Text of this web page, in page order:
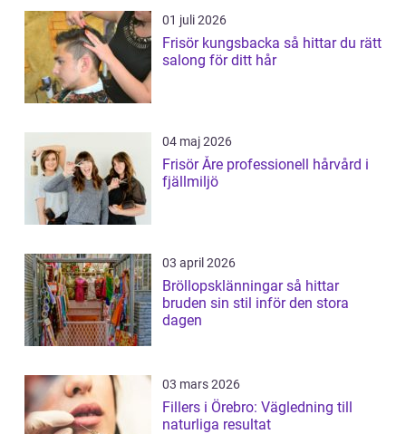
01 juli 2026
Frisör kungsbacka så hittar du rätt
salong för ditt hår
04 maj 2026
Frisör Åre professionell hårvård i
fjällmiljö
03 april 2026
Bröllopsklänningar så hittar
bruden sin stil inför den stora
dagen
03 mars 2026
Fillers i Örebro: Vägledning till
naturliga resultat